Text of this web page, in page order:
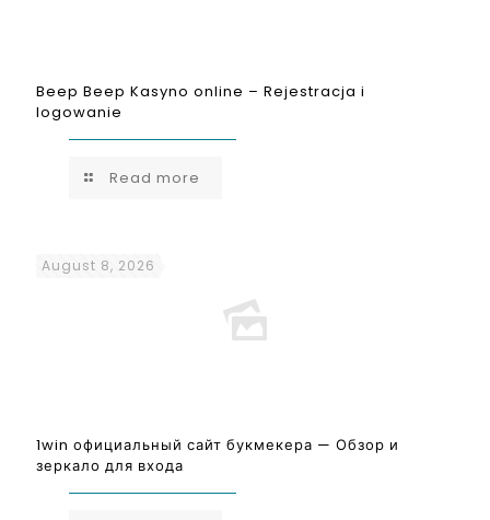
Beep Beep Kasyno online – Rejestracja i
logowanie
Read more
August 8, 2026
1win официальный сайт букмекера — Обзор и
зеркало для входа